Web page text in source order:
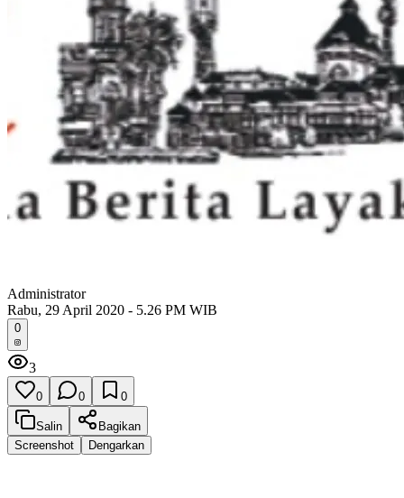
Administrator
Rabu, 29 April 2020 - 5.26 PM WIB
0
3
0 0 0
Salin
Bagikan
Screenshot
Dengarkan